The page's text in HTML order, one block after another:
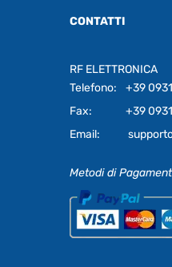
CONTATTI
RF ELETTRONICA
Telefono:
+39
Fax:
+39
Email:
Metodi di